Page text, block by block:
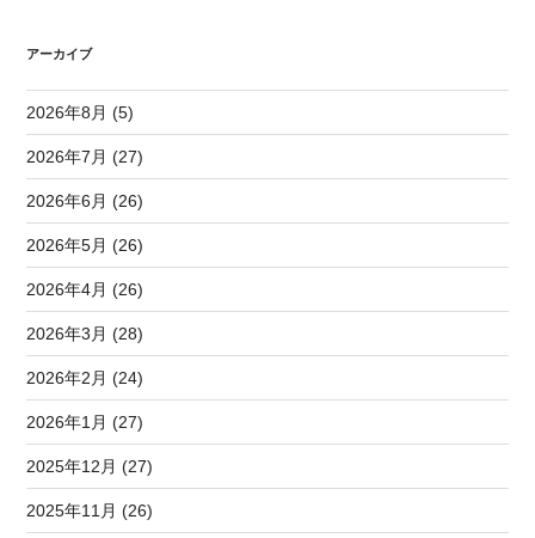
アーカイブ
2026年8月 (5)
2026年7月 (27)
2026年6月 (26)
2026年5月 (26)
2026年4月 (26)
2026年3月 (28)
2026年2月 (24)
2026年1月 (27)
2025年12月 (27)
2025年11月 (26)